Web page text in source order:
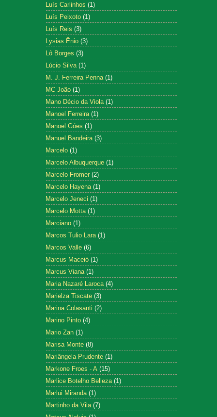
Luís Carlinhos (1)
Luís Peixoto (1)
Luís Reis (3)
Lysias Ênio (3)
Lô Borges (3)
Lúcio Silva (1)
M. J. Ferreira Penna (1)
MC João (1)
Mano Décio da Viola (1)
Manoel Ferreira (1)
Manoel Góes (1)
Manuel Bandeira (3)
Marcelo (1)
Marcelo Albuquerque (1)
Marcelo Fromer (2)
Marcelo Hayena (1)
Marcelo Jeneci (1)
Marcelo Motta (1)
Marciano (1)
Marcos Tulio Lara (1)
Marcos Valle (6)
Marcus Maceió (1)
Marcus Viana (1)
Maria Nazaré Laroca (4)
Marielza Tiscate (3)
Marina Colasanti (2)
Marino Pinto (4)
Mario Zan (1)
Marisa Monte (8)
Mariângela Prudente (1)
Markone Froes - A (15)
Marlice Botelho Belleza (1)
Marlui Miranda (1)
Martinho da Vila (7)